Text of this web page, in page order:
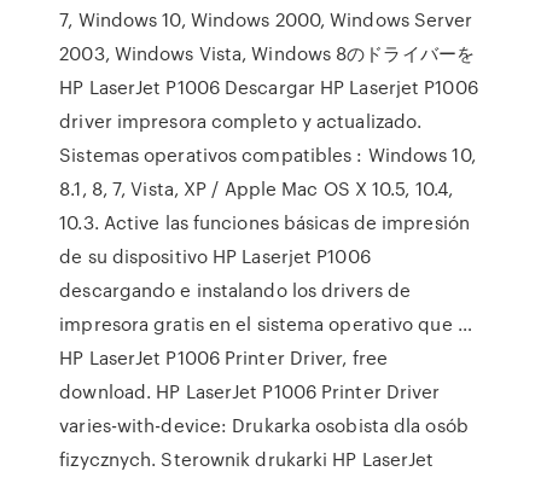
7, Windows 10, Windows 2000, Windows Server
2003, Windows Vista, Windows 8のドライバーを
HP LaserJet P1006 Descargar HP Laserjet P1006
driver impresora completo y actualizado.
Sistemas operativos compatibles : Windows 10,
8.1, 8, 7, Vista, XP / Apple Mac OS X 10.5, 10.4,
10.3. Active las funciones básicas de impresión
de su dispositivo HP Laserjet P1006
descargando e instalando los drivers de
impresora gratis en el sistema operativo que …
HP LaserJet P1006 Printer Driver, free
download. HP LaserJet P1006 Printer Driver
varies-with-device: Drukarka osobista dla osób
fizycznych. Sterownik drukarki HP LaserJet